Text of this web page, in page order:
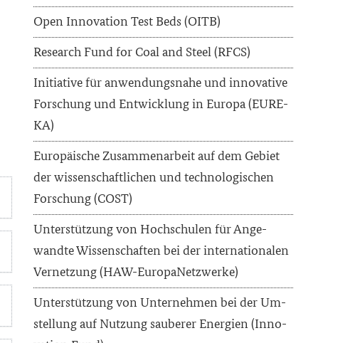
Open In­no­va­ti­on Test Beds (OITB)
Re­se­arch Fund for Coal and Steel (RFCS)
In­itia­ti­ve für an­wen­dungs­na­he und in­no­va­ti­ve
For­schung und Ent­wick­lung in Eu­ro­pa (EU­RE­
KA)
Eu­ro­päi­sche Zu­sam­men­ar­beit auf dem Ge­biet
der wis­sen­schaft­li­chen und tech­no­lo­gi­schen
For­schung (COST)
Un­ter­stüt­zung von Hoch­schu­len für An­ge­
wand­te Wis­sen­schaf­ten bei der in­ter­na­tio­na­len
Ver­net­zung (HAW-​EuropaNetzwerke)
Un­ter­stüt­zung von Un­ter­neh­men bei der Um­
stel­lung auf Nut­zung sau­be­rer En­er­gien (In­no­